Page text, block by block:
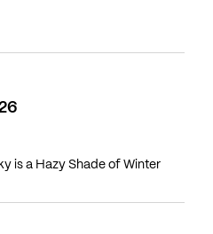
is a Hazy Shade of Winter